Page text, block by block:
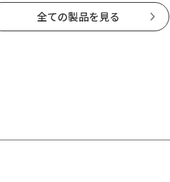
全ての製品を見る